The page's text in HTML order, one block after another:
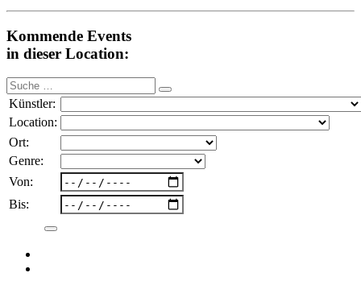
Kommende Events
in dieser Location:
Suche
nach:
Künstler:
Location:
Ort:
Genre:
Von:
Bis: